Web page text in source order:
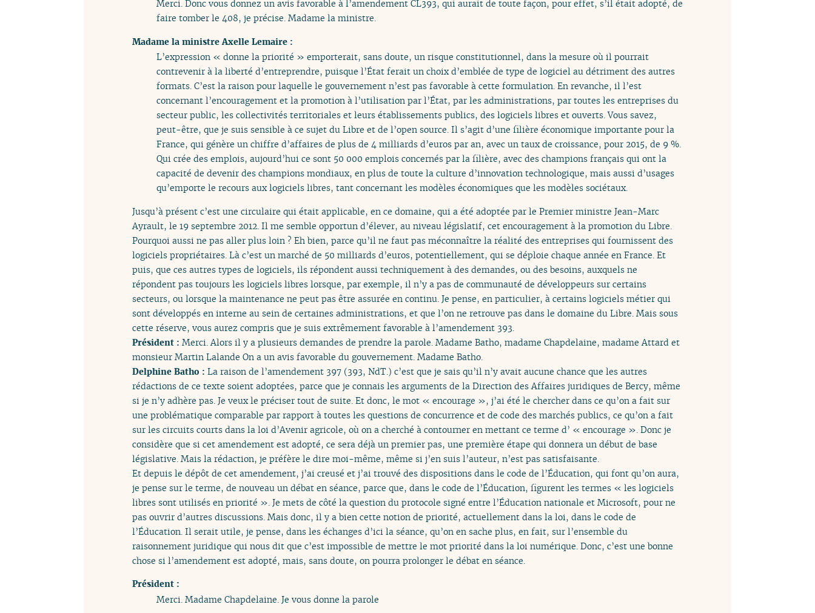
Merci. Donc vous donnez un avis favorable à l’amendement CL393, qui aurait de toute façon, pour effet, s’il était adopté, de
faire tomber le 408, je précise. Madame la ministre.
Madame la ministre Axelle Lemaire :
L’expression « donne la priorité » emporterait, sans doute, un risque constitutionnel, dans la mesure où il pourrait
contrevenir à la liberté d’entreprendre, puisque l’État ferait un choix d’emblée de type de logiciel au détriment des autres
formats. C’est la raison pour laquelle le gouvernement n’est pas favorable à cette formulation. En revanche, il l’est
concernant l’encouragement et la promotion à l’utilisation par l’État, par les administrations, par toutes les entreprises du
secteur public, les collectivités territoriales et leurs établissements publics, des logiciels libres et ouverts. Vous savez,
peut-être, que je suis sensible à ce sujet du Libre et de l’open source. Il s’agit d’une filière économique importante pour la
France, qui génère un chiffre d’affaires de plus de 4 milliards d’euros par an, avec un taux de croissance, pour 2015, de 9 %.
Qui crée des emplois, aujourd’hui ce sont 50 000 emplois concernés par la filière, avec des champions français qui ont la
capacité de devenir des champions mondiaux, en plus de toute la culture d’innovation technologique, mais aussi d’usages
qu’emporte le recours aux logiciels libres, tant concernant les modèles économiques que les modèles sociétaux.
Jusqu’à présent c’est une circulaire qui était applicable, en ce domaine, qui a été adoptée par le Premier ministre Jean-Marc
Ayrault, le 19 septembre 2012. Il me semble opportun d’élever, au niveau législatif, cet encouragement à la promotion du Libre.
Pourquoi aussi ne pas aller plus loin ? Eh bien, parce qu’il ne faut pas méconnaître la réalité des entreprises qui fournissent des
logiciels propriétaires. Là c’est un marché de 50 milliards d’euros, potentiellement, qui se déploie chaque année en France. Et
puis, que ces autres types de logiciels, ils répondent aussi techniquement à des demandes, ou des besoins, auxquels ne
répondent pas toujours les logiciels libres lorsque, par exemple, il n’y a pas de communauté de développeurs sur certains
secteurs, ou lorsque la maintenance ne peut pas être assurée en continu. Je pense, en particulier, à certains logiciels métier qui
sont développés en interne au sein de certaines administrations, et que l’on ne retrouve pas dans le domaine du Libre. Mais sous
cette réserve, vous aurez compris que je suis extrêmement favorable à l’amendement 393.
Président : Merci. Alors il y a plusieurs demandes de prendre la parole. Madame Batho, madame Chapdelaine, madame Attard et
monsieur Martin Lalande On a un avis favorable du gouvernement. Madame Batho.
Delphine Batho : La raison de l’amendement 397 (393, NdT.) c’est que je sais qu’il n’y avait aucune chance que les autres
rédactions de ce texte soient adoptées, parce que je connais les arguments de la Direction des Affaires juridiques de Bercy, même
si je n’y adhère pas. Je veux le préciser tout de suite. Et donc, le mot « encourage », j’ai été le chercher dans ce qu’on a fait sur
une problématique comparable par rapport à toutes les questions de concurrence et de code des marchés publics, ce qu’on a fait
sur les circuits courts dans la loi d’Avenir agricole, où on a cherché à contourner en mettant ce terme d’ « encourage ». Donc je
considère que si cet amendement est adopté, ce sera déjà un premier pas, une première étape qui donnera un début de base
législative. Mais la rédaction, je préfère le dire moi-même, même si j’en suis l’auteur, n’est pas satisfaisante.
Et depuis le dépôt de cet amendement, j’ai creusé et j’ai trouvé des dispositions dans le code de l’Éducation, qui font qu’on aura,
je pense sur le terme, de nouveau un débat en séance, parce que, dans le code de l’Éducation, figurent les termes « les logiciels
libres sont utilisés en priorité ». Je mets de côté la question du protocole signé entre l’Éducation nationale et Microsoft, pour ne
pas ouvrir d’autres discussions. Mais donc, il y a bien cette notion de priorité, actuellement dans la loi, dans le code de
l’Éducation. Il serait utile, je pense, dans les échanges d’ici la séance, qu’on en sache plus, en fait, sur l’ensemble du
raisonnement juridique qui nous dit que c’est impossible de mettre le mot priorité dans la loi numérique. Donc, c’est une bonne
chose si l’amendement est adopté, mais, sans doute, on pourra prolonger le débat en séance.
Président :
Merci. Madame Chapdelaine. Je vous donne la parole